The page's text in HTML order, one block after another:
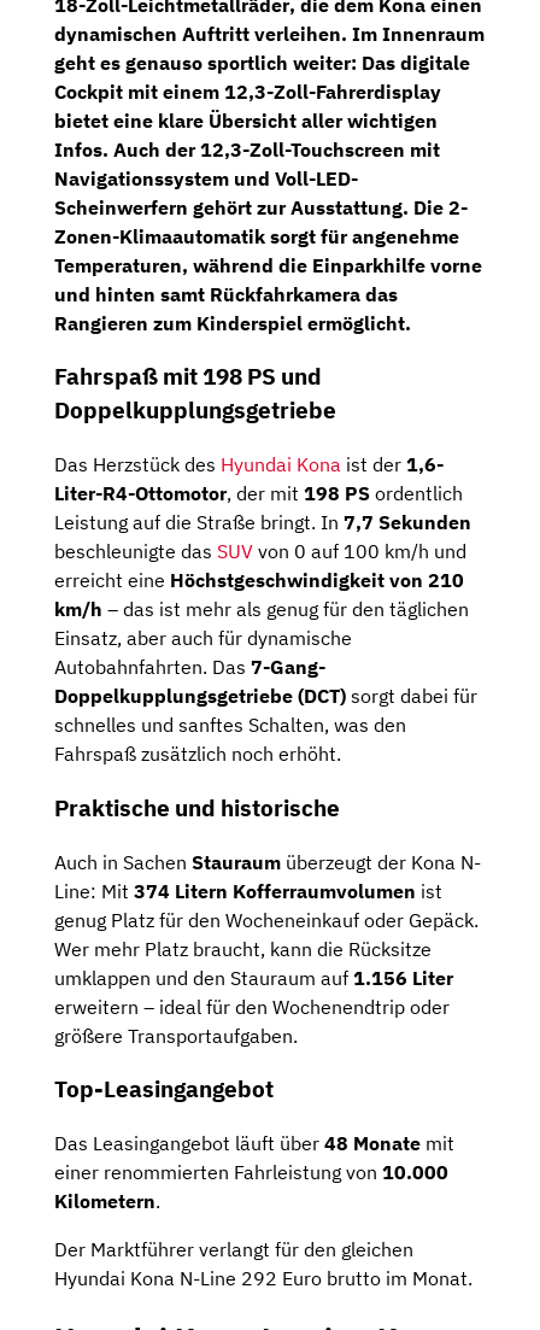
dynamischen Auftritt verleihen. Im Innenraum
geht es genauso sportlich weiter: Das digitale
Cockpit mit einem 12,3-Zoll-Fahrerdisplay
bietet eine klare Übersicht aller wichtigen
Infos. Auch der12,3-Zoll-Touchscreen mit
Navigationssystem und Voll-LED-
Scheinwerfern gehört zur Ausstattung. Die 2-
Zonen-Klimaautomatik sorgt für angenehme
Temperaturen, während die Einparkhilfe vorne
und hinten samt Rückfahrkamera das
Rangieren zum Kinderspiel ermöglicht.
Fahrspaß mit 198 PS und
Doppelkupplungsgetriebe
Das Herzstück des Hyundai Kona ist der 1,6-
Liter-R4-Ottomotor, der mit 198 PS ordentlich
Leistung auf die Straße bringt. In 7,7 Sekunden
beschleunigte das SUV von 0 auf 100 km/h und
erreicht eine Höchstgeschwindigkeit von 210
km/h – das ist mehr als genug für den täglichen
Einsatz, aber auch für dynamische
Autobahnfahrten. Das 7-Gang-
Doppelkupplungsgetriebe (DCT) sorgt dabei für
schnelles und sanftes Schalten, was den
Fahrspaß zusätzlich noch erhöht.
Praktische und historische
Auch in Sachen Stauraum überzeugt der Kona N-
Line: Mit 374 Litern Kofferraumvolumen ist
genug Platz für den Wocheneinkauf oder Gepäck.
Wer mehr Platz braucht, kann die Rücksitze
umklappen und den Stauraum auf 1.156 Liter
erweitern – ideal für den Wochenendtrip oder
größere Transportaufgaben.
Top-Leasingangebot
Das Leasingangebot läuft über 48 Monate mit
einer renommierten Fahrleistung von 10.000
Kilometern.
Der Marktführer verlangt für den gleichen
Hyundai Kona N-Line 292 Euro brutto im Monat.